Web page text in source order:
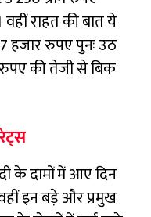
राहत की बात ये
हजार रुपए पुनः उठ
रुपए की तेजी से बिक
के दामों में आए दिन
इन बड़े और प्रमुख